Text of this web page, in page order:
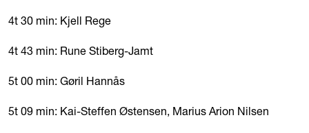
4t 30 min: Kjell Rege
4t 43 min: Rune Stiberg-Jamt
5t 00 min: Gøril Hannås
5t 09 min: Kai-Steffen Østensen, Marius Arion Nilsen